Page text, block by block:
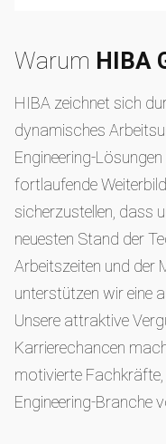
Warum HIBA
HIBA zeichnet sich
dynamisches
Engineering-
fortlaufende
sicherzustellen, dass
neuesten Stand der
Arbeitszeiten und der
unterstützen wir eine
Unsere attraktive
Karrierechancen
motivierte Fachkräfte,
Engineering-Branche